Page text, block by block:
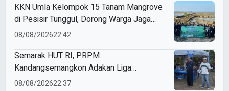
KKN Umla Kelompok 15 Tanam Mangrove
di Pesisir Tunggul, Dorong Warga Jaga
Lingkungan
08/08/202622:42
Semarak HUT RI, PRPM
Kandangsemangkon Adakan Liga
Kemerdekaan 2026
08/08/202622:37